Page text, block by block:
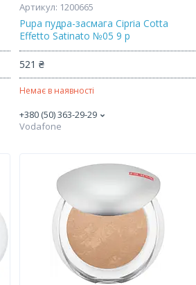
1200665
Pupa пудра-засмага Cipria Cotta
Effetto Satinato №05 9 р
521 ₴
Немає в наявності
+380 (50) 363-29-29
Vodafone